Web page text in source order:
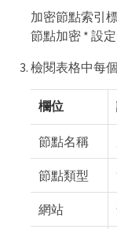
加密節點索引
節點加密 * 設
檢閱表格中每
欄位
節點名稱
節點類型
網站